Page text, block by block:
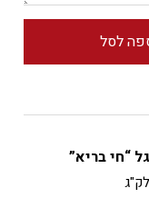
לסל
“חי בריא”
לק"ג